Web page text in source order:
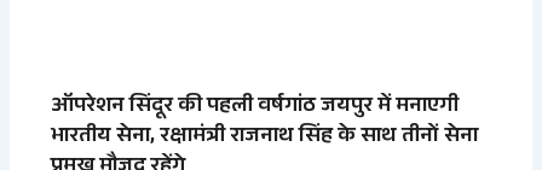
ऑपरेशन सिंदूर की पहली वर्षगांठ जयपुर में मनाएगी
भारतीय सेना, रक्षामंत्री राजनाथ सिंह के साथ तीनों सेना